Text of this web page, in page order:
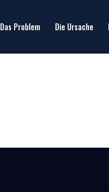
Das Problem Die Ursache